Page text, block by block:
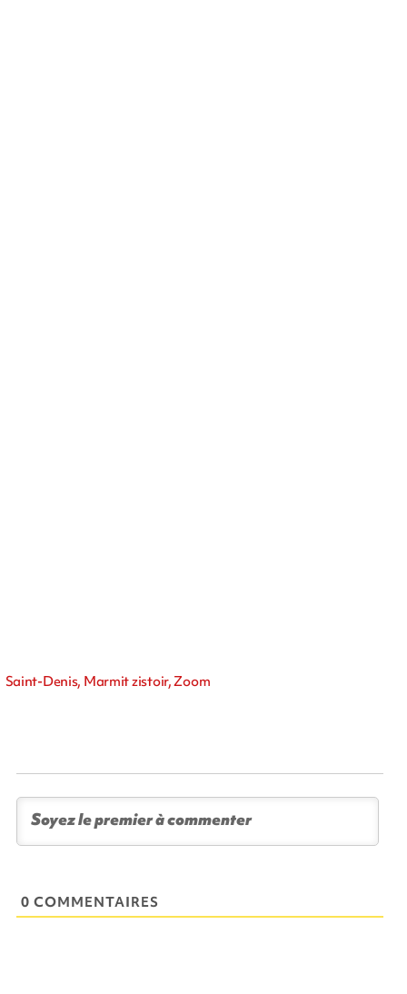
Saint-Denis, Marmit zistoir, Zoom
0 COMMENTAIRES